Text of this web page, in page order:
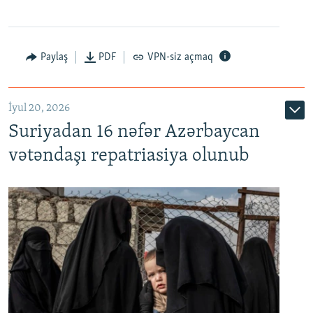
Auto
Paylaş PDF VPN-siz açmaq
İyul 20, 2026
Suriyadan 16 nəfər Azərbaycan
vətəndaşı repatriasiya olunub